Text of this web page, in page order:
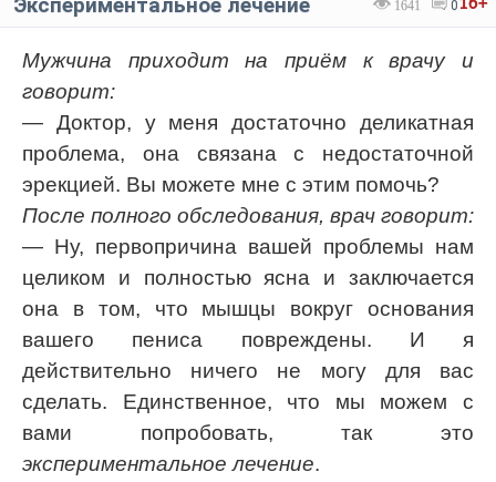
16+
1641 0
Мужчина приходит на приём к врачу и
говорит:
— Доктор, у меня достаточно деликатная
проблема, она связана с недостаточной
эрекцией. Вы можете мне с этим помочь?
После полного обследования, врач говорит:
— Ну, первопричина вашей проблемы нам
целиком и полностью ясна и заключается
она в том, что мышцы вокруг основания
вашего пениса повреждены. И я
действительно ничего не могу для вас
сделать. Единственное, что мы можем с
вами попробовать, так это
экспериментальное лечение.